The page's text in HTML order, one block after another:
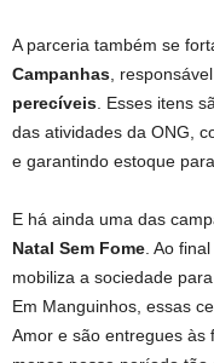
A parceria também se
Campanhas,
perecíveis. Esses itens
das atividades da ONG,
e garantindo estoque
E há ainda uma das
Natal Sem Fome. Ao
mobiliza a sociedade
Em Manguinhos, essas
Amor e são entregues às